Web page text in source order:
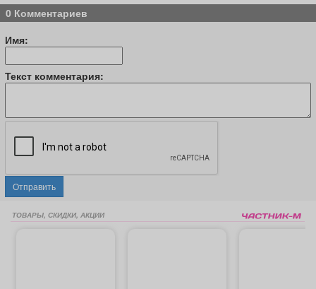
0 Комментариев
Имя:
Текст комментария:
Отправить
ТОВАРЫ, СКИДКИ, АКЦИИ